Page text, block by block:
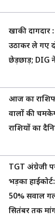
खाकी
उठाकर ले गए
छेड़छाड़; DIG
आज का
वालों की
राशियों का
TGT अंग्रेजी
भड़का
50% सवाल
सितंबर तक